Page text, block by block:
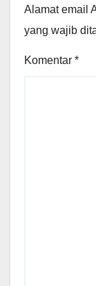
Alamat email
yang wajib
Komentar *